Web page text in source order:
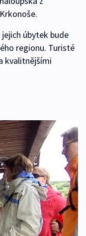
úbytek bude
regionu. Turisté
kvalitnějšími